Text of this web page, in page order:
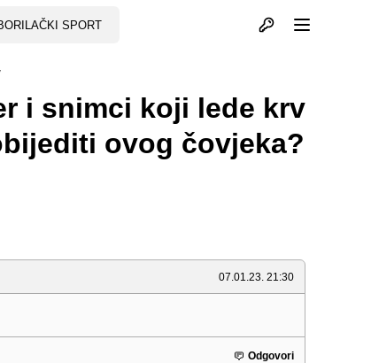
SPORT Otvori profil
i snimci koji lede krv
ovog čovjeka?
07.01.23. 21:30
Odgovori